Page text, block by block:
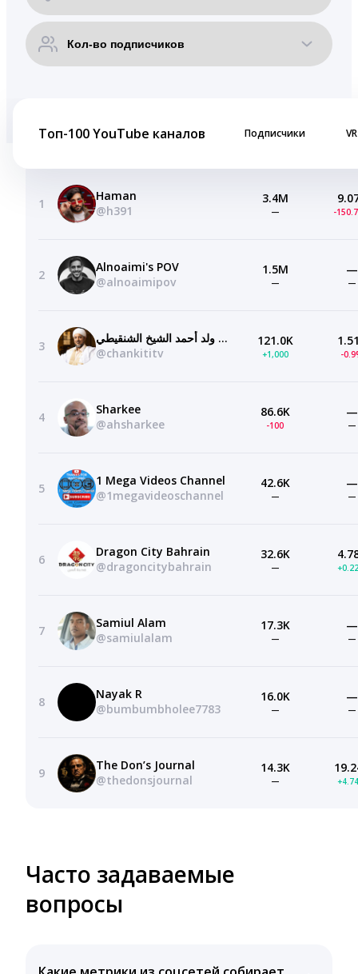
Топ-100 YouTube каналов Подписчики VR
1
Haman
@h391
3.4M
— -
2
Alnoaimi's POV
@alnoaimipov
1.5M
—
—
—
3
قناة الشيخ محمد محمود ولد أحمد الشيخ الشنقيطي
@chankititv
121.0K
+1,000 -
4
Sharkee
@ahsharkee
86.6K
-100
—
—
5
1 Mega Videos Channel
@1megavideoschannel
42.6K
—
—
—
6
Dragon City Bahrain
@dragoncitybahrain
32.6K
—
7
Samiul Alam
@samiulalam
17.3K
—
—
—
8
Nayak R
@bumbumbholee7783
16.0K
—
—
—
9
The Don’s Journal
@thedonsjournal
14.3K
—
Часто задаваемые
вопросы